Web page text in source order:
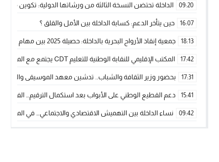
09:20 الداخلة تحتضن النسخة الثالثة من ورشاتها الدولية: تكوين
16:07 حين يتأخر الدعم: كسابة الداخلة بين الأمل والقلق ؟
18:13 جمعية إنقاذ الأرواح البحرية بالداخلة: حصيلة 2025 بين مهام الإنقاذ ومشروع “دار البحار”
17:42 المكتب الإقليمي للنقابة الوطنية للتعليم CDT يجتمع مع المدير الإقليمي لمناقشة ملفات جوهرية لنساء ورجال التعليم
17:31 بحضور وزير الثقافة والشباب.. تدشين معهد الموسيقى والفنون
15:41 دعم القطيع الوطني على الأبواب بعد استكمال الترقيم…
09:42 نساء الداخلة بين التهميش الاقتصادي والاجتماعي… في المؤسسات